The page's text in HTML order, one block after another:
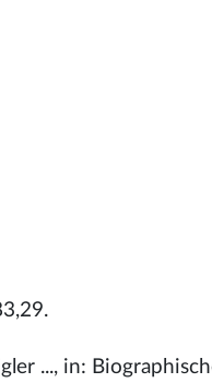
..., in: